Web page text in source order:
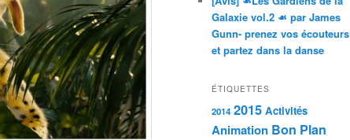
Galaxie vol.2 ☙ par James
Gunn- prenez vos écouteurs
et partez dans la danse
ÉTIQUETTES
2014 2015 Activités
Animation Bon Plan